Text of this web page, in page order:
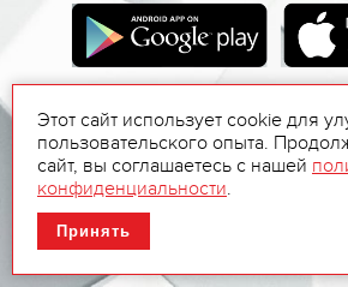
Этот сайт использует cookie для
пользовательского опыта.
сайт, вы соглашаетесь с нашей
конфиденциальности.
Принять